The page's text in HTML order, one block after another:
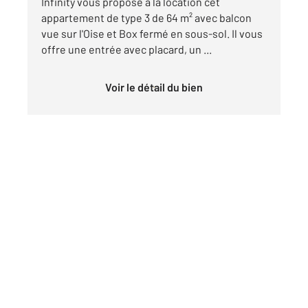
appartement de type 3 de 64 m² avec balcon
vue sur l'Oise et Box fermé en sous-sol. Il vous
offre une entrée avec placard, un ...
Voir le détail du bien